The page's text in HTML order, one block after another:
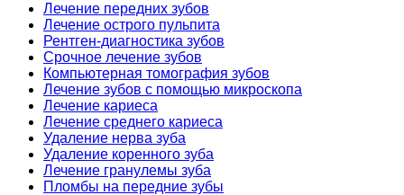
Лечение передних зубов
Лечение острого пульпита
Рентген-диагностика зубов
Срочное лечение зубов
Компьютерная томография зубов
Лечение зубов с помощью микроскопа
Лечение кариеса
Лечение среднего кариеса
Удаление нерва зуба
Удаление коренного зуба
Лечение гранулемы зуба
Пломбы на передние зубы